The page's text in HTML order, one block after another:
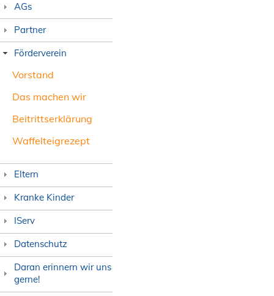
AGs
Partner
Förderverein
Vorstand
Das machen wir
Beitrittserklärung
Waffelteigrezept
Eltern
Kranke Kinder
IServ
Datenschutz
Daran erinnern wir uns
gerne!